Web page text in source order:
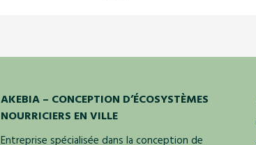
AKEBIA – CONCEPTION D’ÉCOSYSTÈMES
NOURRICIERS EN VILLE
Entreprise spécialisée dans la conception de